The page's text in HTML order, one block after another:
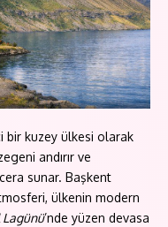
bir kuzey ülkesi olarak
andırır ve
sunar. Başkent
ülkenin modern
Lagünü’nde yüzen devasa